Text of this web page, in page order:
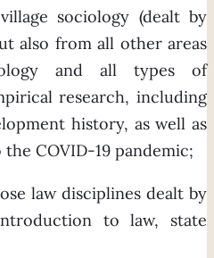
sociology (dealt by
also from all other areas
and all types of
research, including
history, as well as
COVID-19 pandemic;
law disciplines dealt by
to law, state